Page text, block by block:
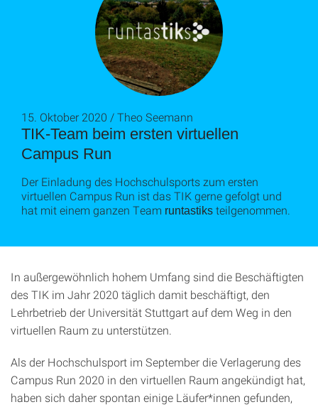
TIK-Team beim ersten virtuellen
Campus Run
15. Oktober 2020 / Theo Seemann
Der Einladung des Hochschulsports zum ersten
virtuellen Campus Run ist das TIK gerne gefolgt und
hat mit einem ganzen Team runtastiks teilgenommen.
In außergewöhnlich hohem Umfang sind die Beschäftigten
des TIK im Jahr 2020 täglich damit beschäftigt, den
Lehrbetrieb der Universität Stuttgart auf dem Weg in den
virtuellen Raum zu unterstützen.
Als der Hochschulsport im September die Verlagerung des
Campus Run 2020 in den virtuellen Raum angekündigt hat,
haben sich daher spontan einige Läufer*innen gefunden,